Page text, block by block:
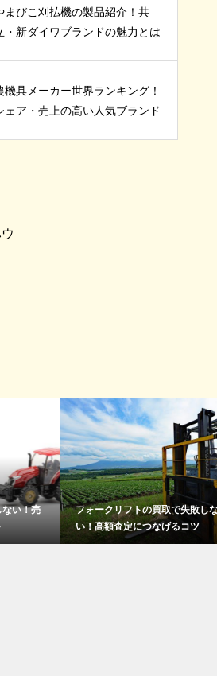
まびこ刈払機の製品紹介！共
・新ダイワブランドの魅力とは
機具メーカー世界ランキング！
ェア・売上の高い人気ブランド
売
フォークリフトの買取で失敗しな
い！高額査定につなげるコツ